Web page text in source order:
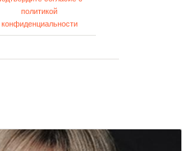
политикой
конфиденциальности